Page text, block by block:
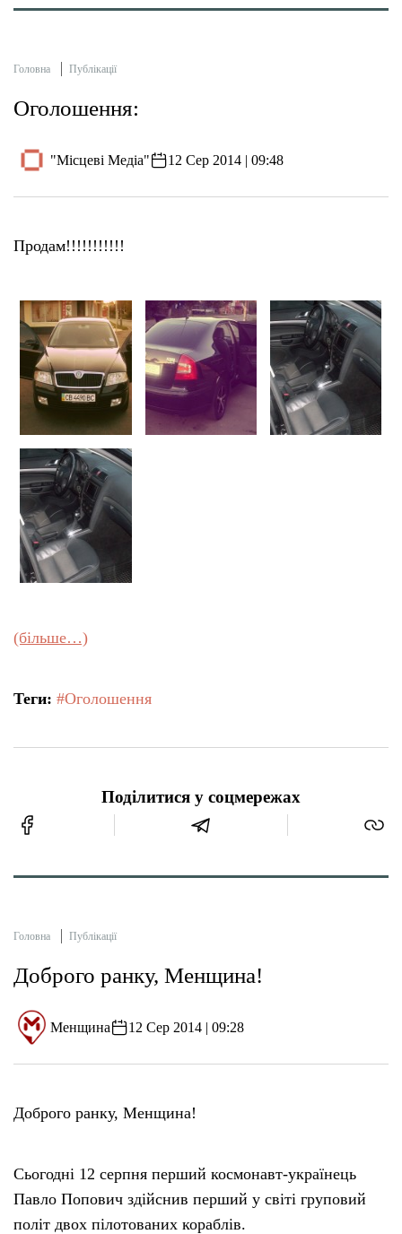
Головна Публікації
Оголошення:
"Місцеві Медіа" 12 Сер 2014 | 09:48
Продам!!!!!!!!!!!
(більше…)
Теги: #Оголошення
Поділитися у соцмережах
Головна Публікації
Доброго ранку, Менщина!
Менщина 12 Сер 2014 | 09:28
Доброго ранку, Менщина!
Сьогодні 12 серпня перший космонавт-українець
Павло Попович здійснив перший у світі груповий
політ двох пілотованих кораблів.